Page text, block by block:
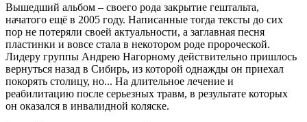
Вышедший альбом – своего рода закрытие гештальта,
начатого ещё в 2005 году. Написанные тогда тексты до сих
пор не потеряли своей актуальности, а заглавная песня
пластинки и вовсе стала в некотором роде пророческой.
Лидеру группы Андрею Нагорному действительно пришлось
вернуться назад в Сибирь, из которой однажды он приехал
покорять столицу, но... На длительное лечение и
реабилитацию после серьезных травм, в результате которых
он оказался в инвалидной коляске.